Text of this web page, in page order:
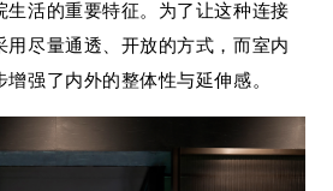
生活的重要特征。为了让这种连接
用尽量通透、开放的方式，而室内
强了内外的整体性与延伸感。